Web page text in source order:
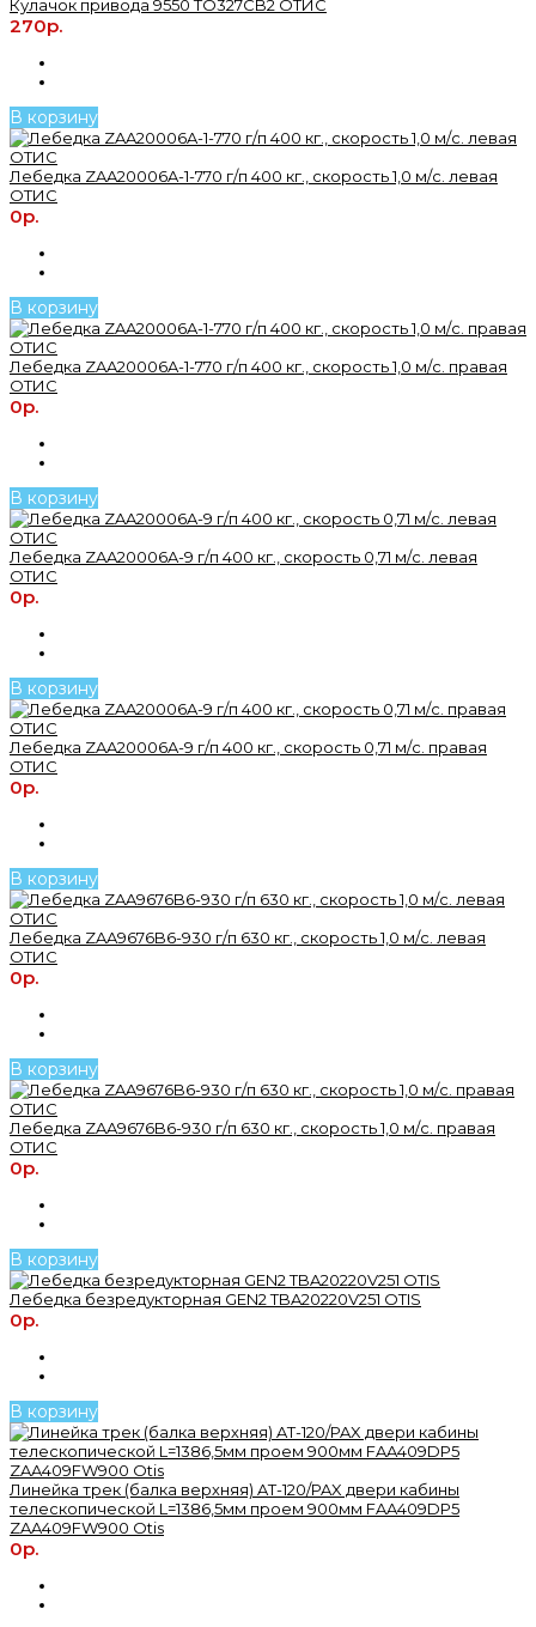
Кулачок привода 9550 TO327CB2 OТИС
270р.
В корзину
Лебедка ZAA20006A-1-770 г/п 400 кг., скорость 1,0 м/с. левая
ОТИС
0р.
В корзину
Лебедка ZAA20006A-1-770 г/п 400 кг., скорость 1,0 м/с. правая
ОТИС
0р.
В корзину
Лебедка ZAA20006A-9 г/п 400 кг., скорость 0,71 м/с. левая
ОТИС
0р.
В корзину
Лебедка ZAA20006A-9 г/п 400 кг., скорость 0,71 м/с. правая
ОТИС
0р.
В корзину
Лебедка ZAA9676B6-930 г/п 630 кг., скорость 1,0 м/с. левая
ОТИС
0р.
В корзину
Лебедка ZAA9676B6-930 г/п 630 кг., скорость 1,0 м/с. правая
ОТИС
0р.
В корзину
Лебедка безредукторная GEN2 TBA20220V251 OTIS
0р.
В корзину
Линейка трек (балка верхняя) AT-120/PAX двери кабины
телескопической L=1386,5мм проем 900мм FAA409DP5
ZAA409FW900 Otis
0р.